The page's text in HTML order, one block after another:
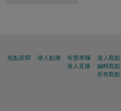
焦點新聞 港人點播
有聲專欄
港人直播
港人觀點
編輯觀點
所有觀點